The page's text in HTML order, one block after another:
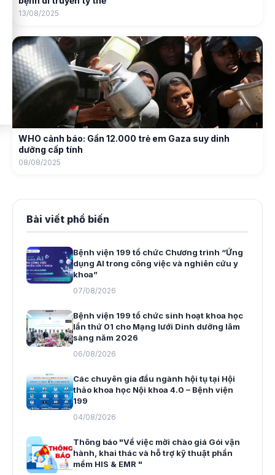
13/08/2025
WHO cảnh báo: Gần 12.000 trẻ em Gaza suy dinh
dưỡng cấp tính
08/08/2025
Bài viết phổ biến
Bệnh viện 199 tổ chức Chương trình “Ứng
dụng AI trong công việc và nghiên cứu y
khoa”
07/08/2026
Bệnh viện 199 tổ chức sinh hoạt khoa học
lần thứ 01 cho Mạng lưới Dinh dưỡng lâm
sàng năm 2026
06/08/2026
Các chuyên gia đầu ngành hội tụ tại Hội
thảo khoa học Nội khoa 4.0 – Bệnh viện
199
04/08/2026
Thông báo "Về việc mời chào giá Gói vận
hành, khai thác và hỗ trợ kỹ thuật phần
mềm HIS & EMR "